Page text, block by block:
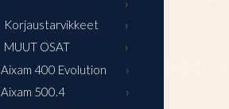
Korjaustarvikkeet
MUUT OSAT
Aixam 400 Evolution
Aixam 500.4